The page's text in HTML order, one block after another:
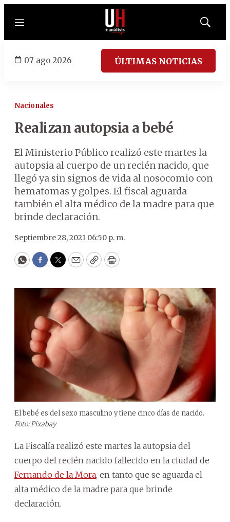
Menú
Mostrar
07 ago 2026 ÚLTIMAS NOTICIAS
Nacionales
Realizan autopsia a bebé
El Ministerio Público realizó este martes la
autopsia al cuerpo de un recién nacido, que
llegó ya sin signos de vida al nosocomio con
hematomas y golpes. El fiscal aguarda
también el alta médico de la madre para que
brinde declaración.
Septiembre 28, 2021 06:50 p. m.
WhatsApp
Facebook
Twitter
EmailCopyPrint
El bebé es del sexo masculino y tiene cinco días de nacido.
Foto: Pixabay
La Fiscalía realizó este martes la autopsia del
cuerpo del recién nacido fallecido en la ciudad de
Fernando de la Mora, en tanto que se aguarda el
alta médico de la madre para que brinde
declaración.